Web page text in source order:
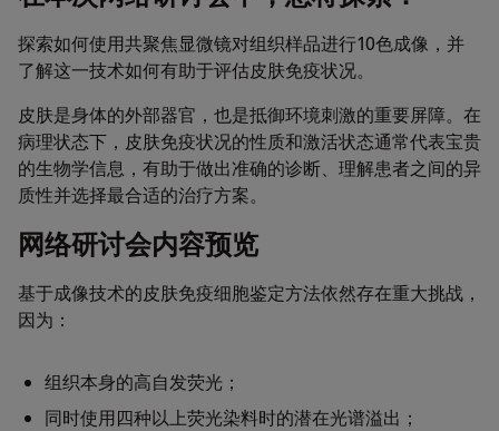
探索如何使用共聚焦显微镜对组织样品进行10色成像，并
了解这一技术如何有助于评估皮肤免疫状况。
皮肤是身体的外部器官，也是抵御环境刺激的重要屏障。在
病理状态下，皮肤免疫状况的性质和激活状态通常代表宝贵
的生物学信息，有助于做出准确的诊断、理解患者之间的异
质性并选择最合适的治疗方案。
网络研讨会内容预览
基于成像技术的皮肤免疫细胞鉴定方法依然存在重大挑战，
因为：
组织本身的高自发荧光；
同时使用四种以上荧光染料时的潜在光谱溢出；